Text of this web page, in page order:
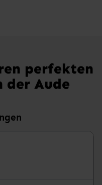
perfekten
Aude